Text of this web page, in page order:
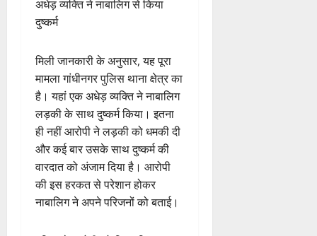
अधेड़ व्यक्ति ने नाबालिग से किया
दुष्कर्म
मिली जानकारी के अनुसार, यह पूरा
मामला गांधीनगर पुलिस थाना क्षेत्र का
है। यहां एक अधेड़ व्यक्ति ने नाबालिग
लड़की के साथ दुष्कर्म किया। इतना
ही नहीं आरोपी ने लड़की को धमकी दी
और कई बार उसके साथ दुष्कर्म की
वारदात को अंजाम दिया है। आरोपी
की इस हरकत से परेशान होकर
नाबालिग ने अपने परिजनों को बताई।